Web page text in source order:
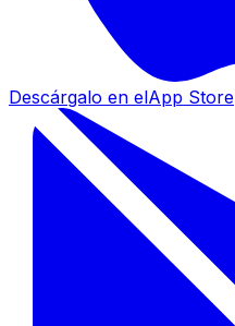
Descárgalo en elApp Store